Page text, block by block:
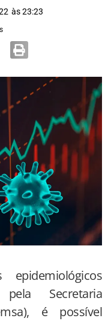
às 23:23
Secretaria
é possível